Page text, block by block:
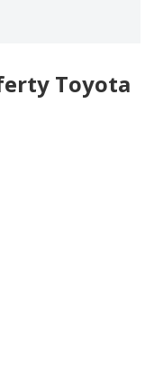
Toyota